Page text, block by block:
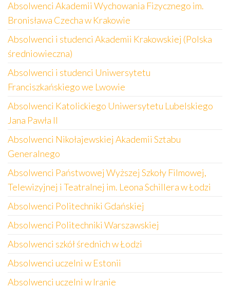
Absolwenci Akademii Wychowania Fizycznego im.
Bronisława Czecha w Krakowie
Absolwenci i studenci Akademii Krakowskiej (Polska
średniowieczna)
Absolwenci i studenci Uniwersytetu
Franciszkańskiego we Lwowie
Absolwenci Katolickiego Uniwersytetu Lubelskiego
Jana Pawła II
Absolwenci Nikołajewskiej Akademii Sztabu
Generalnego
Absolwenci Państwowej Wyższej Szkoły Filmowej,
Telewizyjnej i Teatralnej im. Leona Schillera w Łodzi
Absolwenci Politechniki Gdańskiej
Absolwenci Politechniki Warszawskiej
Absolwenci szkół średnich w Łodzi
Absolwenci uczelni w Estonii
Absolwenci uczelni w Iranie